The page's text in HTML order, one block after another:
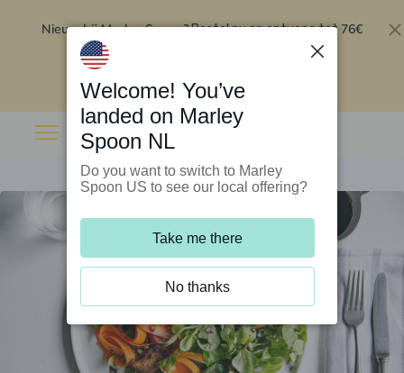
Nieuw bij Marley Spoon?Bestel nu en ontvang tot 76€
Welcome! You’ve
landed on Marley
Spoon NL
Do you want to switch to Marley
Spoon US to see our local offering?
Take me there
No thanks